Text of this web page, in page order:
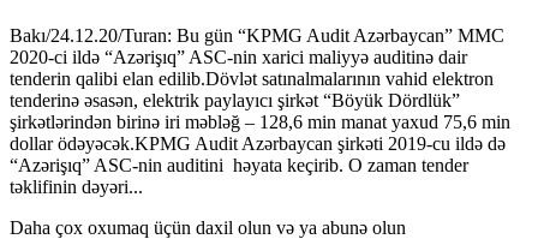
Bakı/24.12.20/Turan: Bu gün “KPMG Audit Azərbaycan” MMC
2020-ci ildə “Azərişıq” ASC-nin xarici maliyyə auditinə dair
tenderin qalibi elan edilib.Dövlət satınalmalarının vahid elektron
tenderinə əsasən, elektrik paylayıcı şirkət “Böyük Dördlük”
şirkətlərindən birinə iri məbləğ – 128,6 min manat yaxud 75,6 min
dollar ödəyəcək.KPMG Audit Azərbaycan şirkəti 2019-cu ildə də
“Azərişıq” ASC-nin auditini həyata keçirib. O zaman tender
təklifinin dəyəri...
Daha çox oxumaq üçün daxil olun və ya abunə olun